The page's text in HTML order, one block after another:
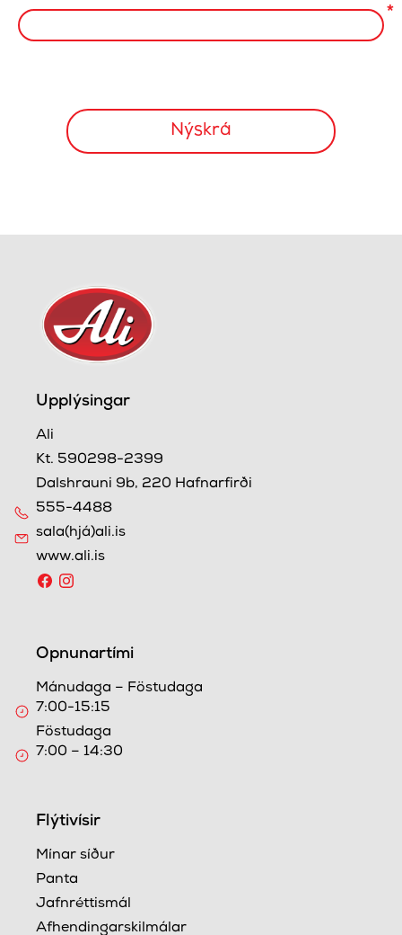
*
Upplýsingar
Ali
Kt. 590298-2399
Dalshrauni 9b, 220 Hafnarfirði
555-4488
sala(hjá)ali.is
www.ali.is
Opnunartími
Mánudaga – Föstudaga
7:00-15:15
Föstudaga
7:00 – 14:30
Flýtivísir
Mínar síður
Panta
Jafnréttismál
Afhendingarskilmálar